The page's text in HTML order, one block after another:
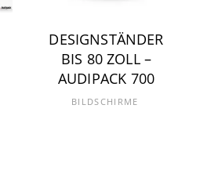
DESIGNSTÄNDER
BIS 80 ZOLL –
AUDIPACK 700
BILDSCHIRME